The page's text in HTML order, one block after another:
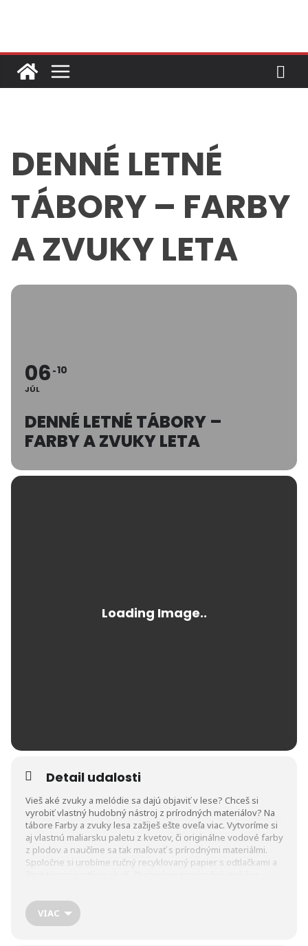
DENNÉ LETNÉ
TÁBORY – FARBY
A ZVUKY LETA
06
JÚL
10
DENNÉ LETNÉ TÁBORY –
FARBY A ZVUKY LETA
Detail udalosti
Vieš aké zvuky a melódie sa dajú objaviť v lese? Chceš si
vyrobiť vlastný hudobný nástroj z prírodných materiálov? Na
tábore Farby a zvuky lesa zažiješ ešte oveľa viac. Vytvoríme si
aj vlastnú maliarsku paletu z kvetov, či originálne vodové farby
z plodov a naučíme sa tak maľovať s prírodnými materiálmi.
Spoločne si urobíme ručný recyklovaný papier s odtlačkami a
či objekty. No a venovať sa budeme aj land artu. Zahráme sa
hry v lese a zažijeme veľa krásnych zážitkov a zábavy. Máš rád
prírodu a umenie? Tak neváhaj a pridaj sa k nám. Lektorky:
VIAC